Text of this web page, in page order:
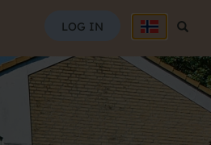
SØG
Søg
LOG IN